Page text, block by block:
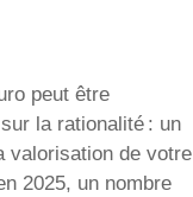
peut être
la rationalité : un
valorisation de votre
2025, un nombre